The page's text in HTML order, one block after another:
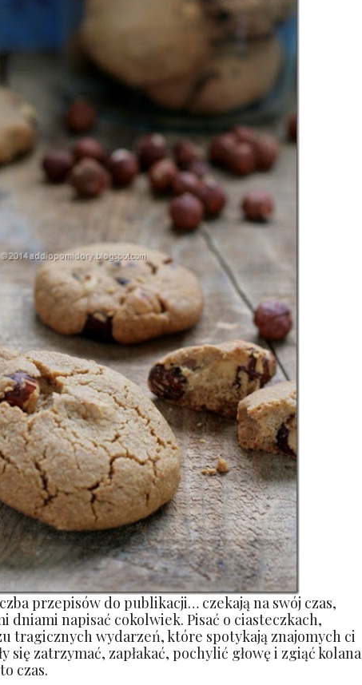
przepisów do publikacji… czekają na swój czas,
dniami napisać cokolwiek. Pisać o ciasteczkach,
tragicznych wydarzeń, które spotykają znajomych ci
się zatrzymać, zapłakać, pochylić głowę i zgiąć kolana
czas.